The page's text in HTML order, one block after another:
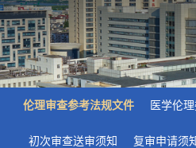
伦理审查参考法规文件 医学伦
初次审查送审须知 复审申请须